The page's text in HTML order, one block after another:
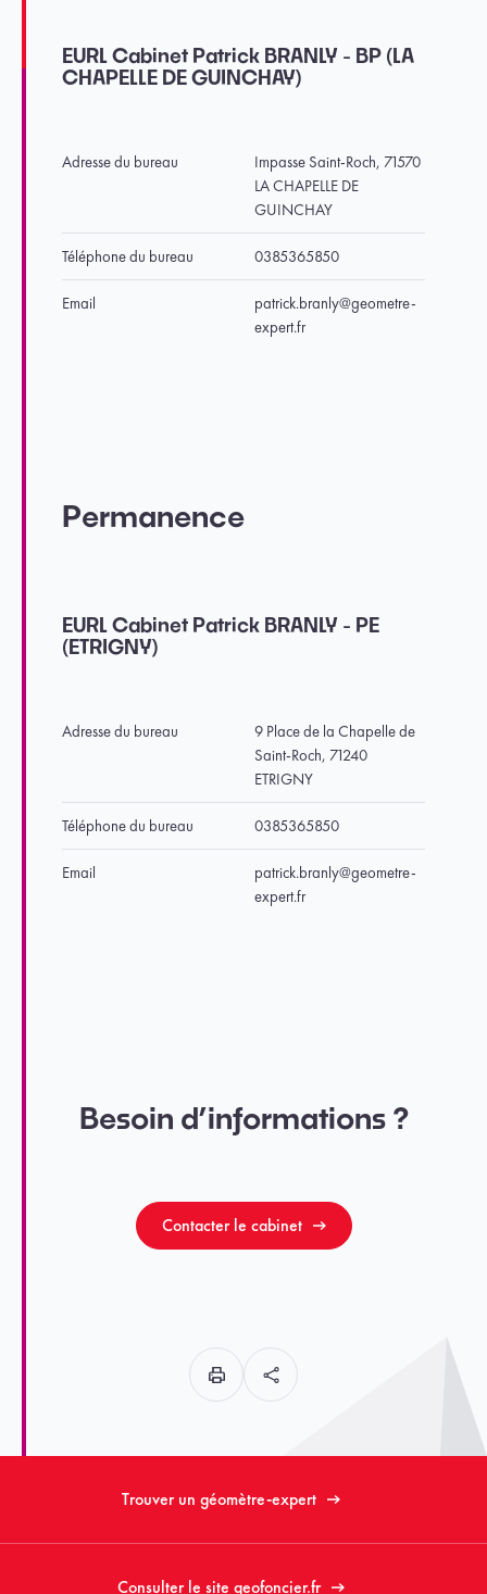
EURL Cabinet Patrick BRANLY - BP (LA
CHAPELLE DE GUINCHAY)
Adresse du bureau
Impasse Saint-Roch, 71570
LA CHAPELLE DE
GUINCHAY
Téléphone du bureau 0385365850
Email
patrick.branly@geometre-
expert.fr
Permanence
EURL Cabinet Patrick BRANLY - PE
(ETRIGNY)
Adresse du bureau
9 Place de la Chapelle de
Saint-Roch, 71240
ETRIGNY
Téléphone du bureau 0385365850
Email
patrick.branly@geometre-
expert.fr
Besoin d’informations ?
Contacter le cabinet
Trouver un géomètre-expert
Consulter le site geofoncier.fr